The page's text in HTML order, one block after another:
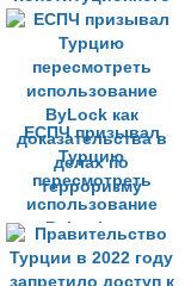
акцию против
«закона о
дезинформации»
перед зданием
Конституционного
суда
ЕСПЧ призывал
Турцию
пересмотреть
использование
ByLock как
доказательства в
делах по